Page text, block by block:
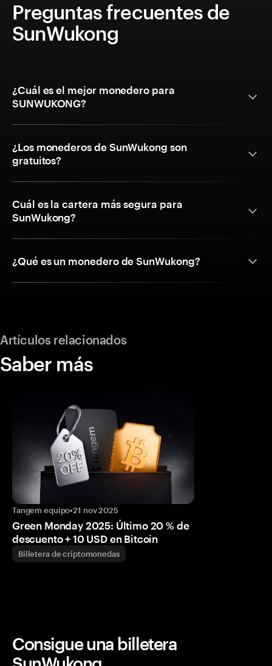
Preguntas frecuentes de
SunWukong
¿Cuál es el mejor monedero para
SUNWUKONG?
¿Los monederos de SunWukong son
gratuitos?
Cuál es la cartera más segura para
SunWukong?
¿Qué es un monedero de SunWukong?
Artículos relacionados
Saber más
Tangem equipo•21 nov 2025
Green Monday 2025: Último 20 % de
descuento + 10 USD en Bitcoin
Billetera de criptomonedas
Consigue una billetera